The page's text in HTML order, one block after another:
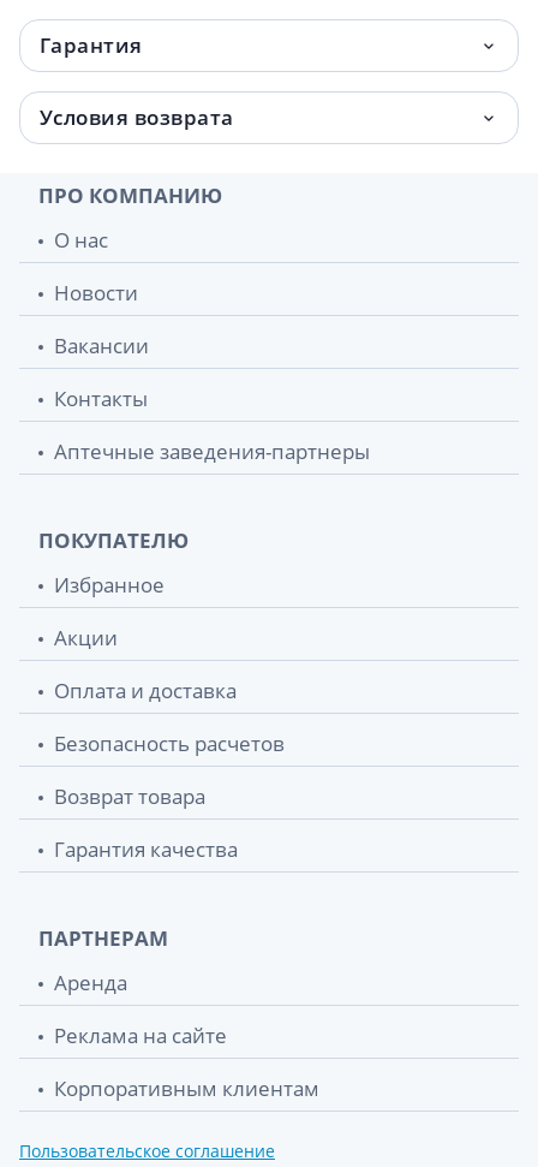
Гарантия
Условия возврата
ПРО КОМПАНИЮ
О нас
Новости
Вакансии
Контакты
Аптечные заведения-партнеры
ПОКУПАТЕЛЮ
Избранное
Акции
Оплата и доставка
Безопасность расчетов
Возврат товара
Гарантия качества
ПАРТНЕРАМ
Аренда
Реклама на сайте
Корпоративным клиентам
Пользовательское соглашение